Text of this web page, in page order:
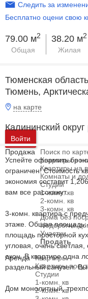
Войти
Продажа
Поиск по
Квартиры в
Квартиры на
Комнаты и
Студии
1-комн. кв
2-комн. кв
3-комн. кв
Дома без
Недорогие
Участки
Продать
Аренда
Квартиры
Квартиры
Студии
1-комн. кв
2-комн. кв
Следить за
Бесплатно оцени свою
79.00 м2
Общая
38.20 м2
Жилая
Тюменская
Тюмень,
на карте
Калининский округ
Успейте оформить
ограничен! Стоимость
экономия составит
вам все расскажут.
3-комн. квартира с
этаже. Общая площадь:
площадь просторной
угловая, очень
окон. В квартире одна
раздельный санузел.
Дом монолитный,